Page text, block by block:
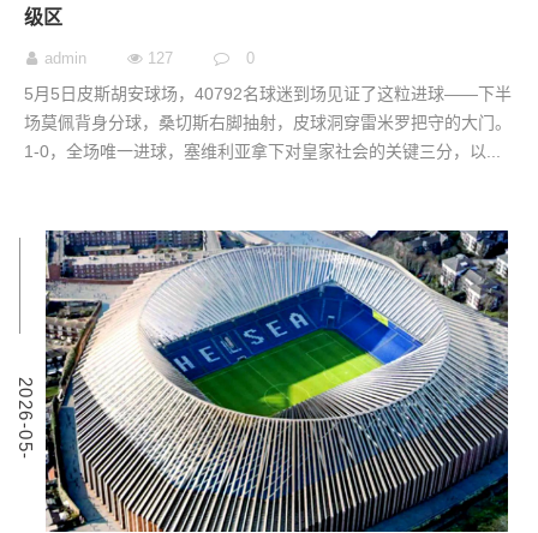
级区
admin 127 0
5月5日皮斯胡安球场，40792名球迷到场见证了这粒进球——下半
场莫佩背身分球，桑切斯右脚抽射，皮球洞穿雷米罗把守的大门。
1-0，全场唯一进球，塞维利亚拿下对皇家社会的关键三分，以...
2
0
2
6
-
0
5
-
0